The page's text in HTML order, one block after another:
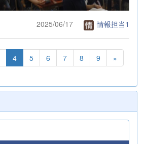
2025/06/17 情報担当1
4 5 6 7 8 9 »